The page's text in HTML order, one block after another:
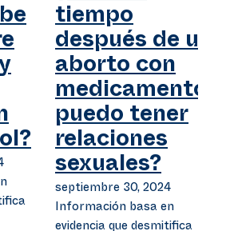
tiempo
después de un
aborto con
medicamentos
puedo tener
relaciones
sexuales?
septiembre 30, 2024
Información basa en
evidencia que desmitifica